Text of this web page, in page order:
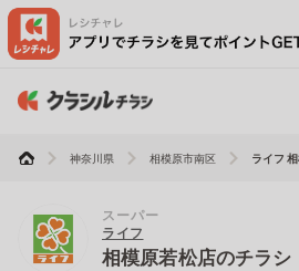
神奈川県 相模原市南区 ライフ
スーパー
ライフ
相模原若松店のチラシ